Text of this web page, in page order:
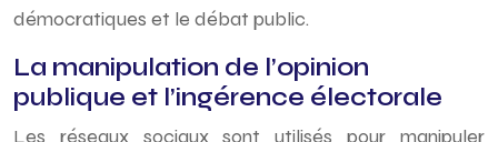
démocratiques et le débat public.
La manipulation de l’opinion
publique et l’ingérence électorale
Les réseaux sociaux sont utilisés pour manipuler